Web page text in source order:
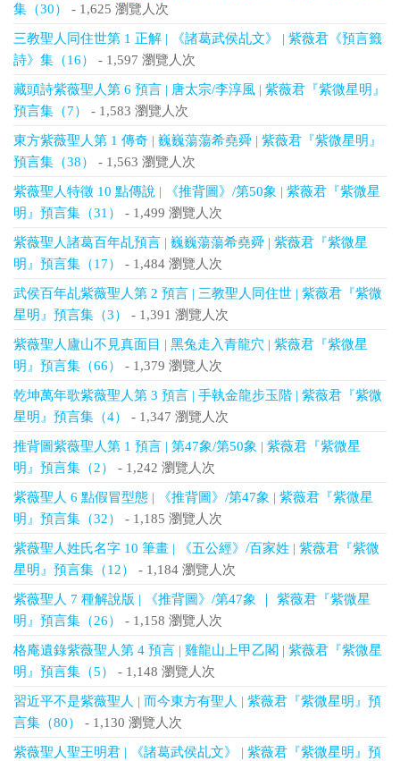
集（30）
- 1,625 瀏覽人次
三教聖人同住世第 1 正解 | 《諸葛武侯乩文》 | 紫薇君《預言籤
詩》集（16）
- 1,597 瀏覽人次
藏頭詩紫薇聖人第 6 預言 | 唐太宗/李淳風 | 紫薇君『紫微星明』
預言集（7）
- 1,583 瀏覽人次
東方紫薇聖人第 1 傳奇 | 巍巍蕩蕩希堯舜 | 紫薇君『紫微星明』
預言集（38）
- 1,563 瀏覽人次
紫薇聖人特徵 10 點傳說 | 《推背圖》/第50象 | 紫薇君『紫微星
明』預言集（31）
- 1,499 瀏覽人次
紫薇聖人諸葛百年乩預言 | 巍巍蕩蕩希堯舜 | 紫薇君『紫微星
明』預言集（17）
- 1,484 瀏覽人次
武侯百年乩紫薇聖人第 2 預言 | 三教聖人同住世 | 紫薇君『紫微
星明』預言集（3）
- 1,391 瀏覽人次
紫薇聖人廬山不見真面目 | 黑兔走入青龍穴 | 紫薇君『紫微星
明』預言集（66）
- 1,379 瀏覽人次
乾坤萬年歌紫薇聖人第 3 預言 | 手執金龍步玉階 | 紫薇君『紫微
星明』預言集（4）
- 1,347 瀏覽人次
推背圖紫薇聖人第 1 預言 | 第47象/第50象 | 紫薇君『紫微星
明』預言集（2）
- 1,242 瀏覽人次
紫薇聖人 6 點假冒型態 | 《推背圖》/第47象 | 紫薇君『紫微星
明』預言集（32）
- 1,185 瀏覽人次
紫薇聖人姓氏名字 10 筆畫 | 《五公經》/百家姓 | 紫薇君『紫微
星明』預言集（12）
- 1,184 瀏覽人次
紫薇聖人 7 種解說版 | 《推背圖》/第47象 ｜ 紫薇君『紫微星
明』預言集（26）
- 1,158 瀏覽人次
格庵遺錄紫薇聖人第 4 預言 | 雞龍山上甲乙閣 | 紫薇君『紫微星
明』預言集（5）
- 1,148 瀏覽人次
習近平不是紫薇聖人 | 而今東方有聖人 | 紫薇君『紫微星明』預
言集（80）
- 1,130 瀏覽人次
紫薇聖人聖王明君 | 《諸葛武侯乩文》 | 紫薇君『紫微星明』預